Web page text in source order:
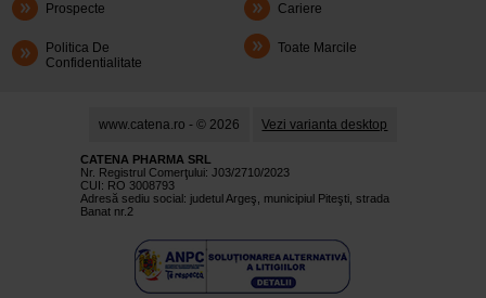
Prospecte Cariere
Politica De
Confidentialitate
Toate Marcile
www.catena.ro - © 2026 Vezi varianta desktop
CATENA PHARMA SRL
Nr. Registrul Comerţului: J03/2710/2023
CUI: RO 3008793
Adresă sediu social: judetul Argeş, municipiul Piteşti, strada
Banat nr.2